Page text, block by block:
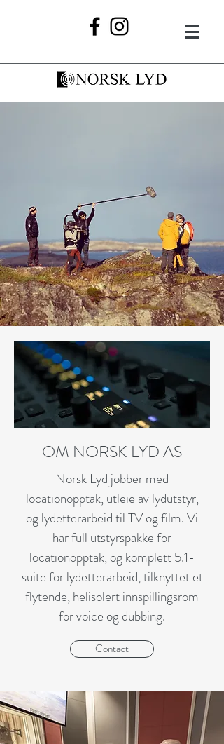
OM NORSK LYD AS
Norsk Lyd jobber med
locationopptak, utleie av lydutstyr,
og lydetterarbeid til TV og film. Vi
har full utstyrspakke for
locationopptak, og komplett 5.1-
suite for lydetterarbeid, tilknyttet et
flytende, helisolert innspillingsrom
for voice og dubbing.
Contact